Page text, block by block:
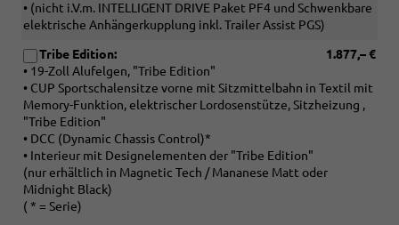
• (nicht i.V.m. INTELLIGENT DRIVE Paket PF4 und Schwenkbare
elektrische Anhängerkupplung inkl. Trailer Assist PGS)
1.877,– €
Tribe Edition:
• 19-Zoll Alufelgen, "Tribe Edition"
• CUP Sportschalensitze vorne mit Sitzmittelbahn in Textil mit
Memory-Funktion, elektrischer Lordosenstütze, Sitzheizung ,
"Tribe Edition"
• DCC (Dynamic Chassis Control)*
• Interieur mit Designelementen der "Tribe Edition"
(nur erhältlich in Magnetic Tech / Mananese Matt oder
Midnight Black)
( * = Serie)